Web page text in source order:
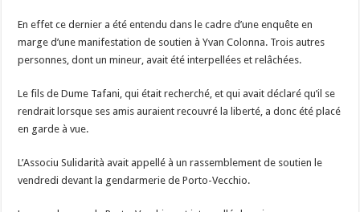
En effet ce dernier a été entendu dans le cadre d’une enquête en
marge d’une manifestation de soutien à Yvan Colonna. Trois autres
personnes, dont un mineur, avait été interpellées et relâchées.
Le fils de Dume Tafani, qui était recherché, et qui avait déclaré qu’il se
rendrait lorsque ses amis auraient recouvré la liberté, a donc été placé
en garde à vue.
L’Associu Sulidarità avait appellé à un rassemblement de soutien le
vendredi devant la gendarmerie de Porto-Vecchio.